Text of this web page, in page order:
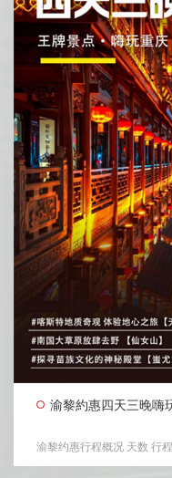
渝黎約惠四天三晚嗨
渝黎约惠行程概况 天数 行